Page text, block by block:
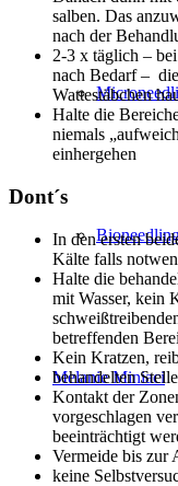
Melanie Miniaci
salben. Das
nach der
2-3 x täglich –
nach Bedarf –
Wattestäbchen
Halte die
niemals
einhergehen
Dont´s
In den ersten
Kälte falls
Halte die
mit Wasser, kein
betreffenden
Kein Kratzen,
behandelten
Kontakt der
vorgeschlagen
beeinträchtigt
Vermeide bis zur
keine